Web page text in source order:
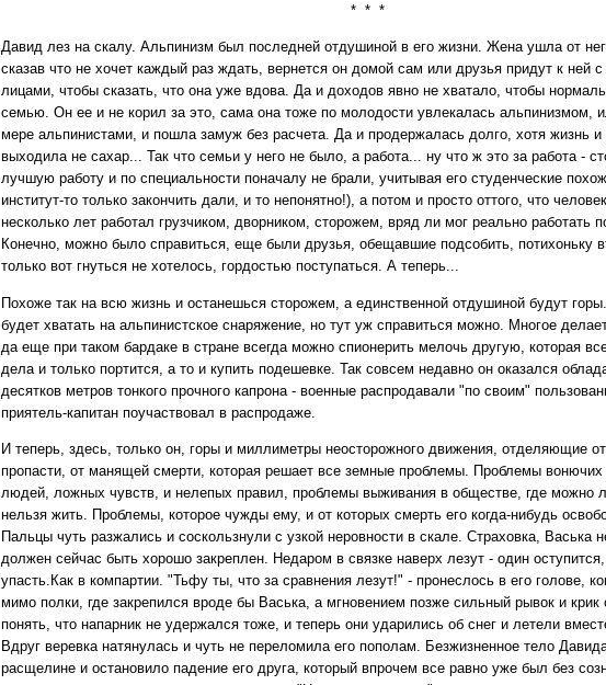
* * *
Давид лез на скалу. Альпинизм был последней отдушиной в его жизни. Жена ушла от
сказав что не хочет каждый раз ждать, вернется он домой сам или друзья придут к ней
лицами, чтобы сказать, что она уже вдова. Да и доходов явно не хватало, чтобы
семью. Он ее и не корил за это, сама она тоже по молодости увлекалась альпинизмом,
мере альпинистами, и пошла замуж без расчета. Да и продержалась долго, хотя жизнь и
выходила не сахар... Так что семьи у него не было, а работа... ну что ж это за работа -
лучшую работу и по специальности поначалу не брали, учитывая его студенческие
институт-то только закончить дали, и то непонятно!), а потом и просто оттого, что
несколько лет работал грузчиком, дворником, сторожем, вряд ли мог реально работать
Конечно, можно было справиться, еще были друзья, обещавшие подсобить, потихоньку
только вот гнуться не хотелось, гордостью поступаться. А теперь...
Похоже так на всю жизнь и останешься сторожем, а единственной отдушиной будут
будет хватать на альпинистское снаряжение, но тут уж справиться можно. Многое
да еще при таком бардаке в стране всегда можно спионерить мелочь другую, которая
дела и только портится, а то и купить подешевке. Так совсем недавно он оказался
десятков метров тонкого прочного капрона - военные распродавали "по своим"
приятель-капитан поучаствовал в распродаже.
И теперь, здесь, только он, горы и миллиметры неосторожного движения, отделяющие
пропасти, от манящей смерти, которая решает все земные проблемы. Проблемы вонючих
людей, ложных чувств, и нелепых правил, проблемы выживания в обществе, где можно
нельзя жить. Проблемы, которое чужды ему, и от которых смерть его когда-нибудь
Пальцы чуть разжались и соскользнули с узкой неровности в скале. Страховка, Васька
должен сейчас быть хорошо закреплен. Недаром в связке наверх лезут - один
упасть.Как в компартии. "Тьфу ты, что за сравнения лезут!" - пронеслось в его голове,
мимо полки, где закрепился вроде бы Васька, а мгновением позже сильный рывок и крик
понять, что напарник не удержался тоже, и теперь они ударились об снег и летели
Вдруг веревка натянулась и чуть не переломила его пополам. Безжизненное тело
расщелине и остановило падение его друга, который впрочем все равно уже был без